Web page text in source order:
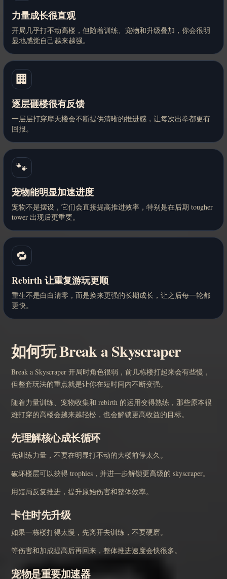
力量成长很直观
开局几乎打不动高楼，但随着训练、宠物和升级叠加，你会很明
显地感觉自己越来越强。
🏢
逐层砸楼很有反馈
一层层打穿摩天楼会不断提供清晰的推进感，让每次出拳都更有
回报。
🐾
宠物能明显加速进度
宠物不是摆设，它们会直接提高推进效率，特别是在后期 tougher
tower 出现后更重要。
🔁
Rebirth 让重复游玩更顺
重生不是白白清零，而是换来更强的长期成长，让之后每一轮都
更快。
如何玩 Break a Skyscraper
Break a Skyscraper 开局时角色很弱，前几栋楼打起来会有些慢，
但整套玩法的重点就是让你在短时间内不断变强。
随着力量训练、宠物收集和 rebirth 的运用变得熟练，那些原本很
难打穿的高楼会越来越轻松，也会解锁更高收益的目标。
先理解核心成长循环
先训练力量，不要在明显打不动的大楼前停太久。
破坏楼层可以获得 trophies，并进一步解锁更高级的 skyscraper。
用短局反复推进，提升原始伤害和整体效率。
卡住时先升级
如果一栋楼打得太慢，先离开去训练，不要硬磨。
等伤害和加成提高后再回来，整体推进速度会快很多。
宠物是重要加速器